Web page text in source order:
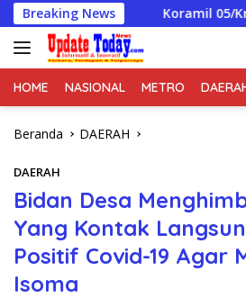
Langsung
ke
konten
Breaking NewsKoramil 05/Kramat Jati-
HOME NASIONAL METRO
Beranda DAERAH
DAERAH
Bidan Desa
Yang Kontak
Positif Covid-19 Agar
Isoma